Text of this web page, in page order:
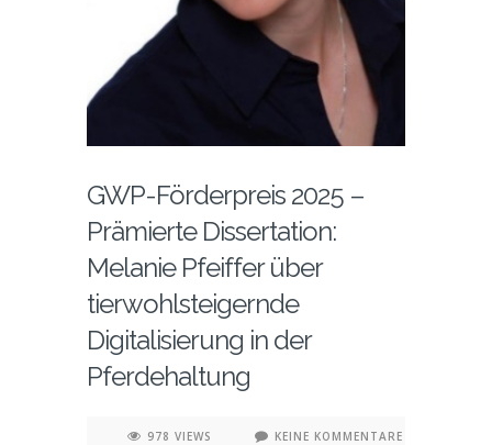
GWP-Förderpreis 2025 –
Prämierte Dissertation:
Melanie Pfeiffer über
tierwohlsteigernde
Digitalisierung in der
Pferdehaltung
978 VIEWS KEINE KOMMENTARE